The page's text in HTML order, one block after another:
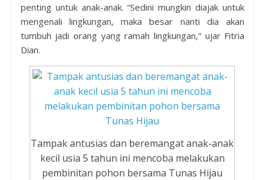
penting untuk anak-anak. “Sedini mungkin diajak untuk
mengenali lingkungan, maka besar nanti dia akan
tumbuh jadi orang yang ramah lingkungan,” ujar Fitria
Dian.
Tampak antusias dan beremangat anak-anak
kecil usia 5 tahun ini mencoba melakukan
pembinitan pohon bersama Tunas Hijau